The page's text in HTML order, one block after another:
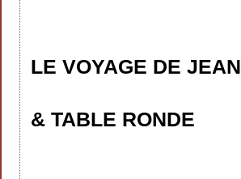
LE VOYAGE DE
& TABLE RONDE